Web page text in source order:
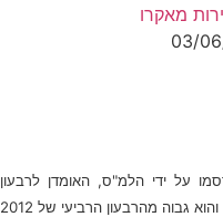
מאקרו
03/
על ידי הלמ"ס, האומדן לרבעון
הראשון מצביע על עליה בתוצר בשיעור 2.8%, והוא גבוה מהרבעון הרביעי של 2012